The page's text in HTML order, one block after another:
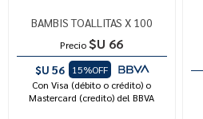
BAMBIS TOALLITAS X 100
Precio $U 66
$U 56
15%OFF
Con Visa (débito o crédito) o
Mastercard (credito) del BBVA